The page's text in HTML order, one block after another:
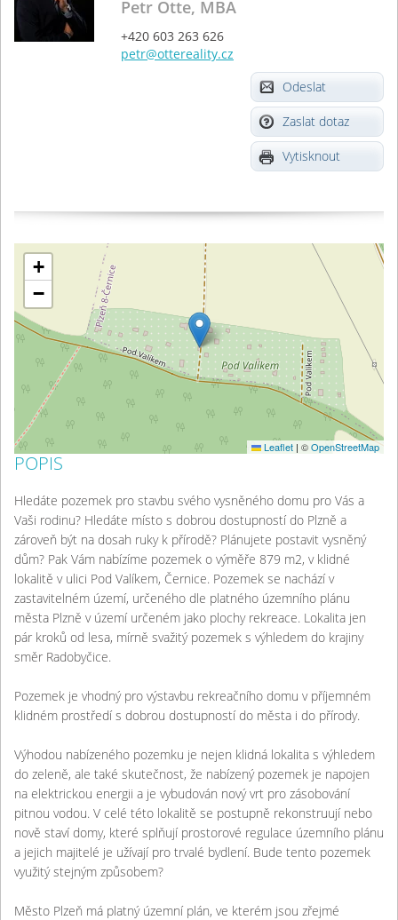
Petr Otte, MBA
+420 603 263 626
petr@ottereality.cz
Odeslat
Zaslat dotaz
Vytisknout
+
−
Leaflet | ©OpenStreetMap
POPIS
Hledáte pozemek pro stavbu svého vysněného domu pro Vás a
Vaši rodinu? Hledáte místo s dobrou dostupností do Plzně a
zároveň být na dosah ruky k přírodě? Plánujete postavit vysněný
dům? Pak Vám nabízíme pozemek o výměře 879 m2, v klidné
lokalitě v ulici Pod Valíkem, Černice. Pozemek se nachází v
zastavitelném území, určeného dle platného územního plánu
města Plzně v území určeném jako plochy rekreace. Lokalita jen
pár kroků od lesa, mírně svažitý pozemek s výhledem do krajiny
směr Radobyčice.
Pozemek je vhodný pro výstavbu rekreačního domu v příjemném
klidném prostředí s dobrou dostupností do města i do přírody.
Výhodou nabízeného pozemku je nejen klidná lokalita s výhledem
do zeleně, ale také skutečnost, že nabízený pozemek je napojen
na elektrickou energii a je vybudován nový vrt pro zásobování
pitnou vodou. V celé této lokalitě se postupně rekonstruují nebo
nově staví domy, které splňují prostorové regulace územního plánu
a jejich majitelé je užívají pro trvalé bydlení. Bude tento pozemek
využitý stejným způsobem?
Město Plzeň má platný územní plán, ve kterém jsou zřejmé